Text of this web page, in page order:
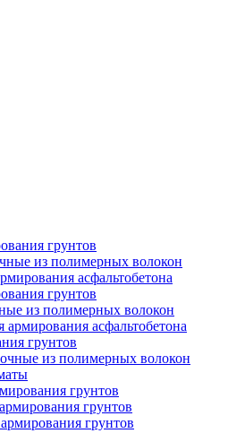
грунтов
из полимерных волокон
асфальтобетона
грунтов
из полимерных волокон
асфальтобетона
грунтов
из полимерных волокон
грунтов
грунтов
грунтов